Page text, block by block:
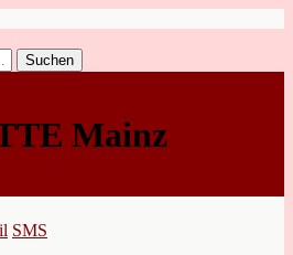
Mainz
SMS